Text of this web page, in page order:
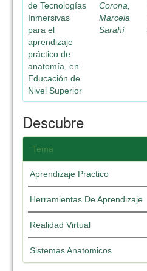
de Tecnologías
Inmersivas
para el
aprendizaje
práctico de
anatomía, en
Educación de
Nivel Superior
Corona,
Marcela
Sarahí
Descubre
Tema
Aprendizaje Practico
Herramientas De Aprendizaje
Realidad Virtual
Sistemas Anatomicos